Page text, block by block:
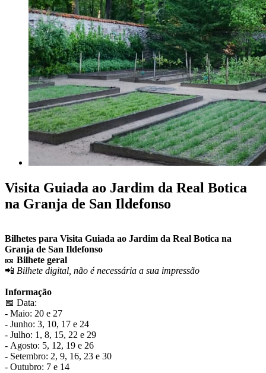
Visita Guiada ao Jardim da Real Botica
na Granja de San Ildefonso
Bilhetes para Visita Guiada ao Jardim da Real Botica na
Granja de San Ildefonso
🎫 Bilhete geral
📲 Bilhete digital, não é necessária a sua impressão
Informação
📅 Data:
- Maio: 20 e 27
- Junho: 3, 10, 17 e 24
- Julho: 1, 8, 15, 22 e 29
- Agosto: 5, 12, 19 e 26
- Setembro: 2, 9, 16, 23 e 30
- Outubro: 7 e 14